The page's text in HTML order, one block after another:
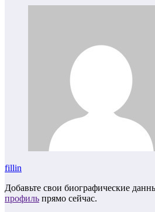
fillin
Добавьте свои биографические
профиль прямо сейчас.